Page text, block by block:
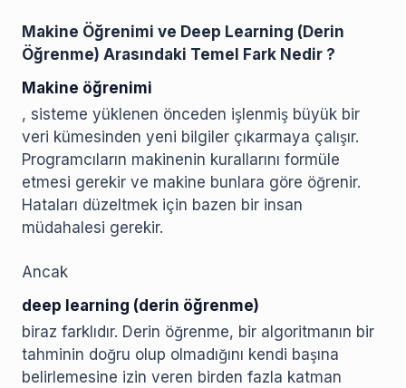
Makine Öğrenimi ve Deep Learning (Derin
Öğrenme) Arasındaki Temel Fark Nedir ?
Makine öğrenimi
, sisteme yüklenen önceden işlenmiş büyük bir
veri kümesinden yeni bilgiler çıkarmaya çalışır.
Programcıların makinenin kurallarını formüle
etmesi gerekir ve makine bunlara göre öğrenir.
Hataları düzeltmek için bazen bir insan
müdahalesi gerekir.
Ancak
deep learning (derin öğrenme)
biraz farklıdır. Derin öğrenme, bir algoritmanın bir
tahminin doğru olup olmadığını kendi başına
belirlemesine izin veren birden fazla katman